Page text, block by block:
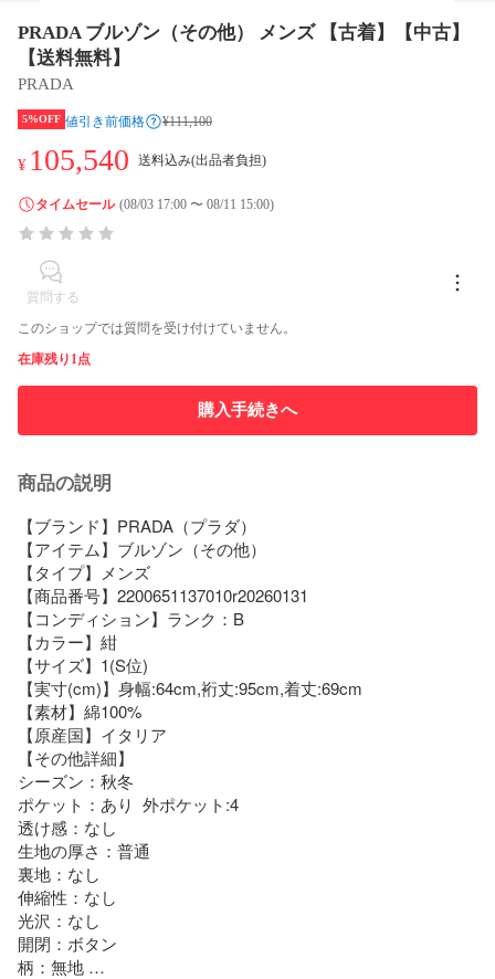
PRADA ブルゾン（その他） メンズ 【古着】【中古】
【送料無料】
PRADA
5%OFF 値引き前価格 ¥111,100
¥ 105,540 送料込み(出品者負担)
タイムセール (08/03 17:00 〜 08/11 15:00)
質問する
このショップでは質問を受け付けていません。
在庫残り1点
購入手続きへ
商品の説明
【ブランド】PRADA（プラダ）
【アイテム】ブルゾン（その他）
【タイプ】メンズ
【商品番号】2200651137010r20260131
【コンディション】ランク：B
【カラー】紺
【サイズ】1(S位)
【実寸(cm)】身幅:64cm,裄丈:95cm,着丈:69cm
【素材】綿100%
【原産国】イタリア
【その他詳細】
シーズン：秋冬
ポケット：あり  外ポケット:4
透け感：なし
生地の厚さ：普通
裏地：なし
伸縮性：なし
光沢：なし
開閉：ボタン
柄：無地